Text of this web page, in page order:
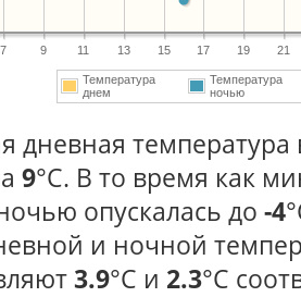
7 9 11 13 15 17 19 21
Температура
днем
Температура
ночью
дневная температура
9°С. В то время как
опускалась до -4
и ночной
3.9°С и 2.3°С